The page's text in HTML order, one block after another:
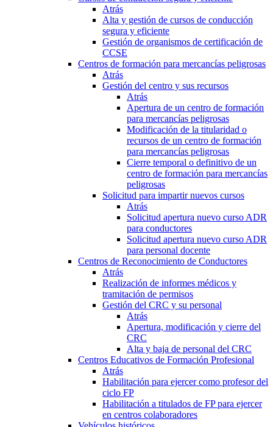
Atrás
Alta y gestión de cursos de conducción
segura y eficiente
Gestión de organismos de certificación de
CCSE
Centros de formación para mercancías peligrosas
Atrás
Gestión del centro y sus recursos
Atrás
Apertura de un centro de formación
para mercancías peligrosas
Modificación de la titularidad o
recursos de un centro de formación
para mercancías peligrosas
Cierre temporal o definitivo de un
centro de formación para mercancías
peligrosas
Solicitud para impartir nuevos cursos
Atrás
Solicitud apertura nuevo curso ADR
para conductores
Solicitud apertura nuevo curso ADR
para personal docente
Centros de Reconocimiento de Conductores
Atrás
Realización de informes médicos y
tramitación de permisos
Gestión del CRC y su personal
Atrás
Apertura, modificación y cierre del
CRC
Alta y baja de personal del CRC
Centros Educativos de Formación Profesional
Atrás
Habilitación para ejercer como profesor del
ciclo FP
Habilitación a titulados de FP para ejercer
en centros colaboradores